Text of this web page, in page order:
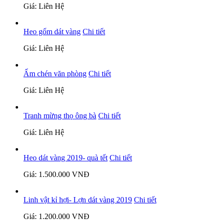
Giá: Liên Hệ
Heo gốm dát vàng Chi tiết
Giá: Liên Hệ
Ấm chén văn phòng Chi tiết
Giá: Liên Hệ
Tranh mừng thọ ông bà Chi tiết
Giá: Liên Hệ
Heo dát vàng 2019- quà tết Chi tiết
Giá: 1.500.000 VNĐ
Linh vật kỉ hợi- Lợn dát vàng 2019 Chi tiết
Giá: 1.200.000 VNĐ